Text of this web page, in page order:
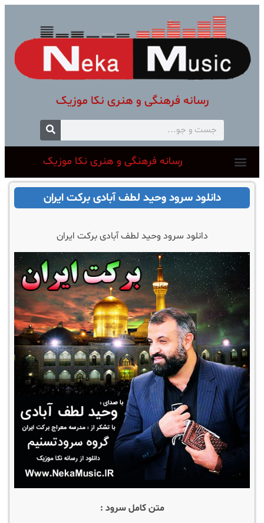
رسانه فرهنگی و هنری نکا موزیک
رسانه فرهنگی و هنری نکا موزیک
دانلود سرود وحید لطف آبادی برکت ایران
دانلود سرود وحید لطف آبادی برکت ایران
متن کامل سرود :